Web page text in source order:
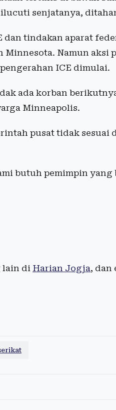
senjatanya,
dan tindakan aparat
Namun aksi
ICE dimulai.
ada korban
Minneapolis.
pusat tidak
butuh pemimpin
lain di Harian Jogja, dan